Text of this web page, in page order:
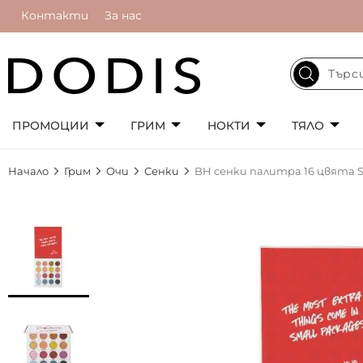
Контакти За нас
ПРОМОЦИИ ГРИМ НОКТИ ТЯЛО
Начало Грим Очи Сенки BH сенки палитра 16 цвята
края
галерията
изображенията